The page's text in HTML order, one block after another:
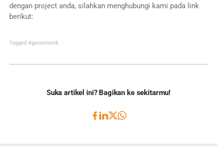
dengan project anda, silahkan menghubungi kami pada link
berikut:
Tagged #geosintetik
Suka artikel ini? Bagikan ke sekitarmu!